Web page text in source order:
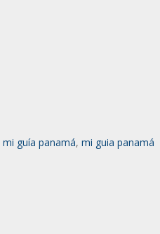
mi guía panamá, mi guia panamá